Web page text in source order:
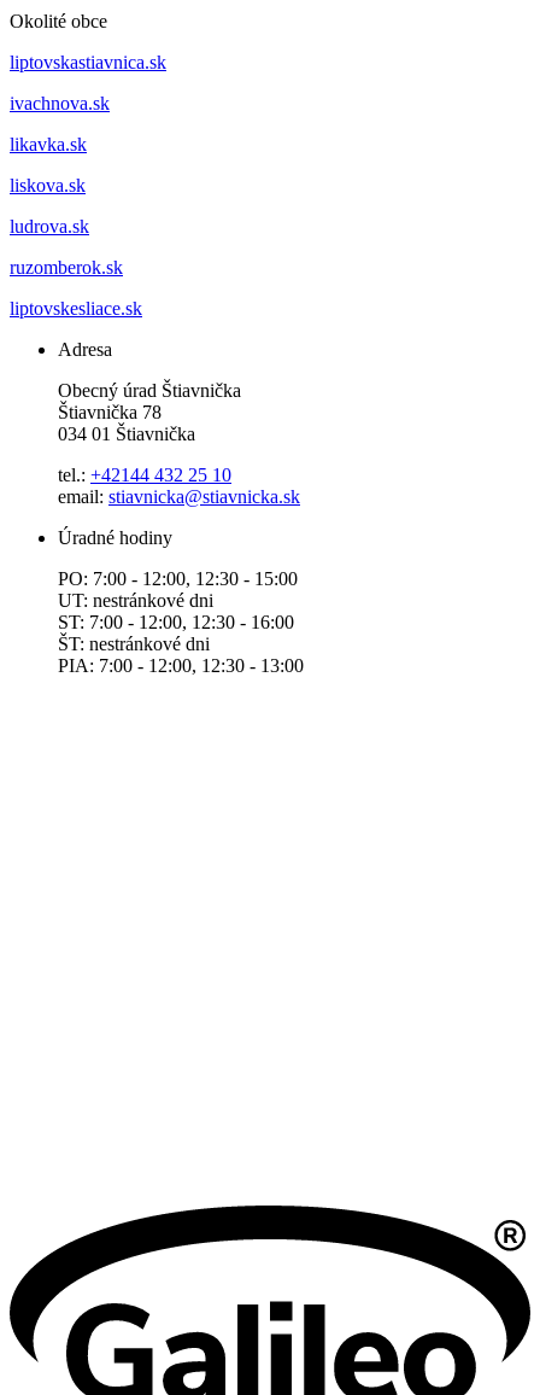
Okolité obce
liptovskastiavnica.sk
ivachnova.sk
likavka.sk
liskova.sk
ludrova.sk
ruzomberok.sk
liptovskesliace.sk
Adresa
Obecný úrad Štiavnička
Štiavnička 78
034 01 Štiavnička
tel.: +42144 432 25 10
email: stiavnicka@stiavnicka.sk
Úradné hodiny
PO: 7:00 - 12:00, 12:30 - 15:00
UT: nestránkové dni
ST: 7:00 - 12:00, 12:30 - 16:00
ŠT: nestránkové dni
PIA: 7:00 - 12:00, 12:30 - 13:00